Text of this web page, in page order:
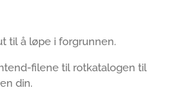
til å løpe i forgrunnen.
filene til rotkatalogen til
din.